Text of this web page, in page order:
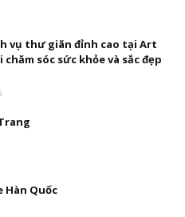
vụ thư giãn đỉnh cao tại Art
chăm sóc sức khỏe và sắc đẹp
Hàn Quốc